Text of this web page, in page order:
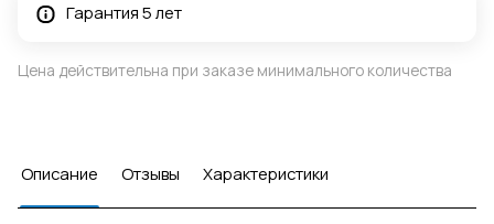
Гарантия 5 лет
Цена действительна при заказе минимального количества
Описание Отзывы Характеристики